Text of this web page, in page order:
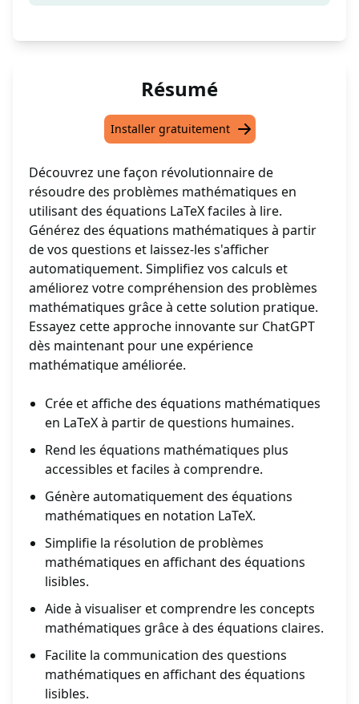
Résumé
Installer gratuitement
Découvrez une façon révolutionnaire de
résoudre des problèmes mathématiques en
utilisant des équations LaTeX faciles à lire.
Générez des équations mathématiques à partir
de vos questions et laissez-les s'afficher
automatiquement. Simplifiez vos calculs et
améliorez votre compréhension des problèmes
mathématiques grâce à cette solution pratique.
Essayez cette approche innovante sur ChatGPT
dès maintenant pour une expérience
mathématique améliorée.
Crée et affiche des équations mathématiques
en LaTeX à partir de questions humaines.
Rend les équations mathématiques plus
accessibles et faciles à comprendre.
Génère automatiquement des équations
mathématiques en notation LaTeX.
Simplifie la résolution de problèmes
mathématiques en affichant des équations
lisibles.
Aide à visualiser et comprendre les concepts
mathématiques grâce à des équations claires.
Facilite la communication des questions
mathématiques en affichant des équations
lisibles.